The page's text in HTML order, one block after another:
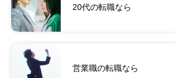
20代の転職なら
営業職の転職なら